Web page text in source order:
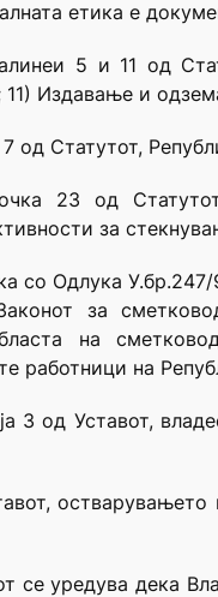
етика е
5 и 11 од
11) Издавање и
од Статутот,
23 од
за
со Одлука
за
на
работници на
3 од Уставот,
се уредува дека